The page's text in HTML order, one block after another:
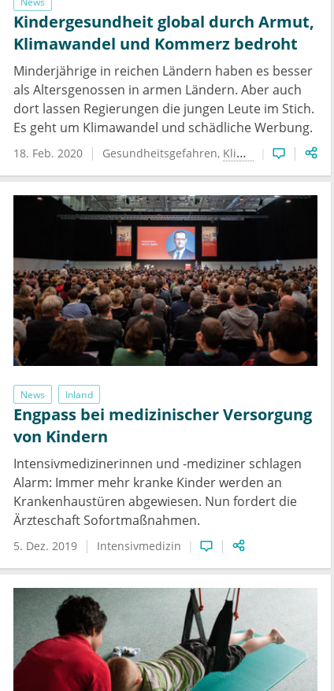
Kindergesundheit global durch Armut,
Klimawandel und Kommerz bedroht
Minderjährige in reichen Ländern haben es besser
als Altersgenossen in armen Ländern. Aber auch
dort lassen Regierungen die jungen Leute im Stich.
Es geht um Klimawandel und schädliche Werbung.
18. Feb. 2020 Gesundheitsgefahren Klimawandel
News Inland
Engpass bei medizinischer Versorgung
von Kindern
Intensivmedizinerinnen und -mediziner schlagen
Alarm: Immer mehr kranke Kinder werden an
Krankenhaustüren abgewiesen. Nun fordert die
Ärzteschaft Sofortmaßnahmen.
5. Dez. 2019 Intensivmedizin